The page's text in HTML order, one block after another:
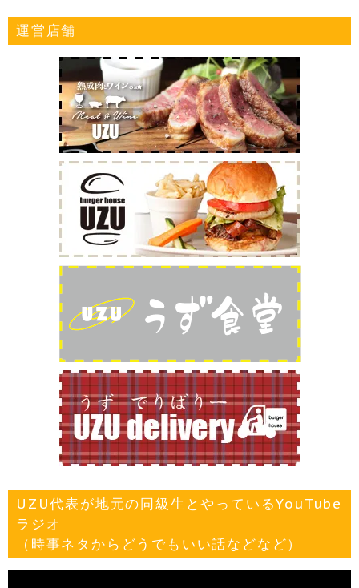
運営店舗
UZU代表が地元の同級生とやっているYouTube
ラジオ
（時事ネタからどうでもいい話などなど）